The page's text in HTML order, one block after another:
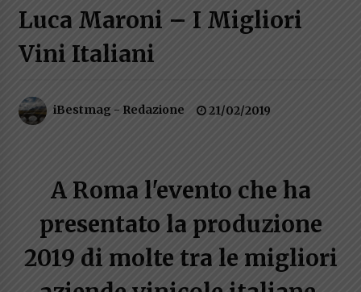
Speciale – Cinque Risi Italiani Top
04/03/2019
31/07/2018
Luca Maroni – I Migliori
Vini Italiani
iBestmag - Redazione 21/02/2019
A Roma l'evento che ha
presentato la produzione
2019 di molte tra le migliori